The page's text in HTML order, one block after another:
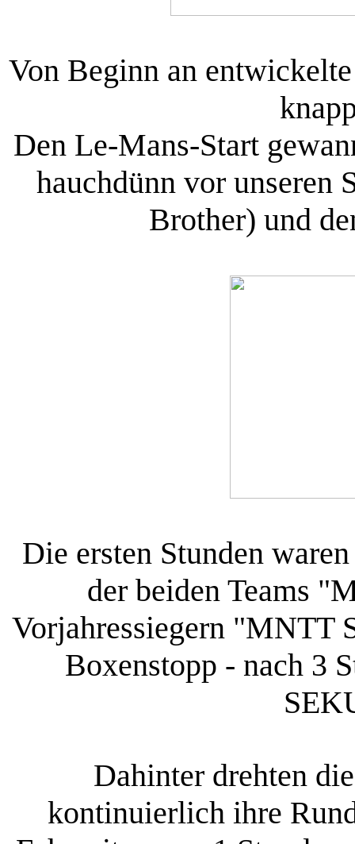
Von Beginn an
Den Le-Mans-Start
hauchdünn vor unseren
Brother) und
Die ersten Stunden
der beiden Teams
Vorjahressiegern "MNTT
Boxenstopp - nach 3
Dahinter drehten
kontinuierlich ihre